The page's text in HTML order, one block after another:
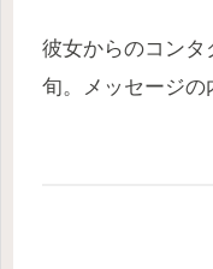
彼女からのコンタ
旬。メッセージの